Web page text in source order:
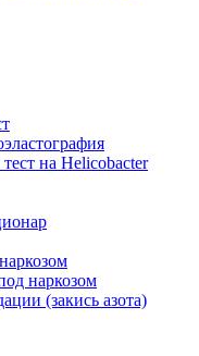
на Helicobacter
наркозом
(закись азота)